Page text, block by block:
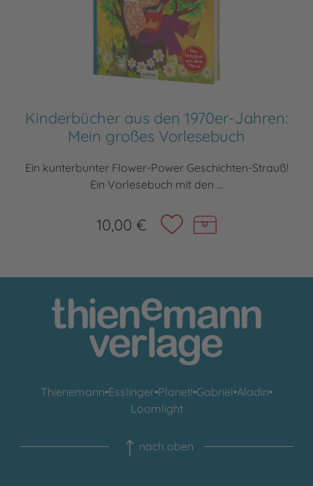
Kinderbücher aus den 1970er-Jahren:
Mein großes Vorlesebuch
Ein kunterbunter Flower-Power Geschichten-Strauß!
Ein Vorlesebuch mit den ...
10,00 €
Thienemann•Esslinger•Planet!•Gabriel•Aladin•
Loomlight
nach oben